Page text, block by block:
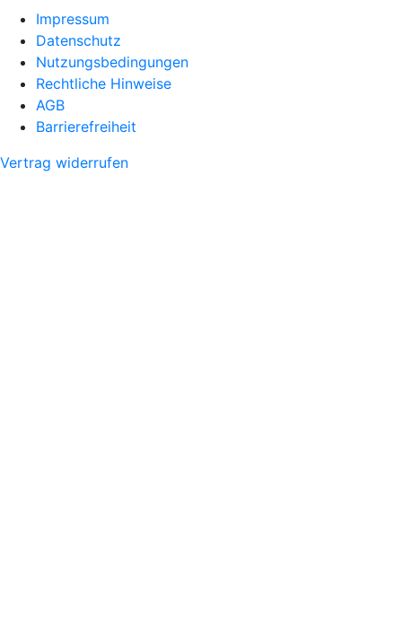
Impressum
Datenschutz
Nutzungsbedingungen
Rechtliche Hinweise
AGB
Barrierefreiheit
Vertrag widerrufen